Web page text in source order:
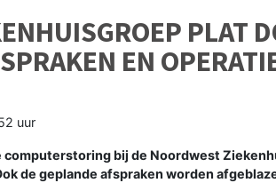
PLAT
EN
uur
computerstoring bij de Noordwest
de geplande afspraken worden